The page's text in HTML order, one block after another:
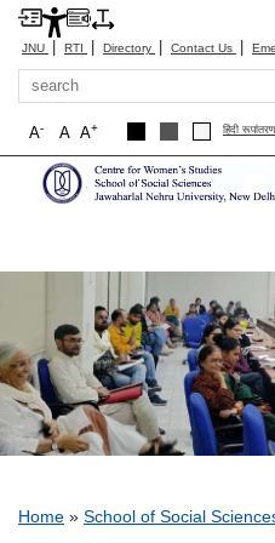
JNU | RTI | Directory | Contact Us |
Search
A+
A
A- हिंदी रूपांतरण
Breadcrumb
Home School of Social